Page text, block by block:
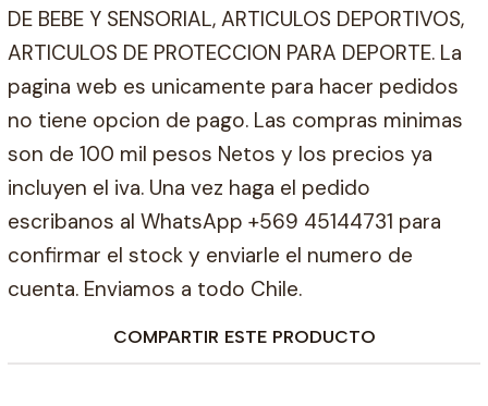
DE BEBE Y SENSORIAL, ARTICULOS DEPORTIVOS,
ARTICULOS DE PROTECCION PARA DEPORTE. La
pagina web es unicamente para hacer pedidos
no tiene opcion de pago. Las compras minimas
son de 100 mil pesos Netos y los precios ya
incluyen el iva. Una vez haga el pedido
escribanos al WhatsApp +569 45144731 para
confirmar el stock y enviarle el numero de
cuenta. Enviamos a todo Chile.
COMPARTIR ESTE PRODUCTO